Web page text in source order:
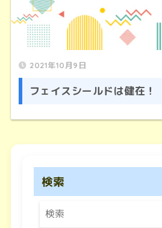
2021年10月9日
フェイスシールドは健在！
検索